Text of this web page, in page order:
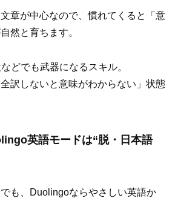
章が中心なので、慣れてくると「意
然と育ちます。
どでも武器になるスキル。
訳しないと意味がわからない」状態
英語モードは“脱・日本語
も、Duolingoならやさしい英語か